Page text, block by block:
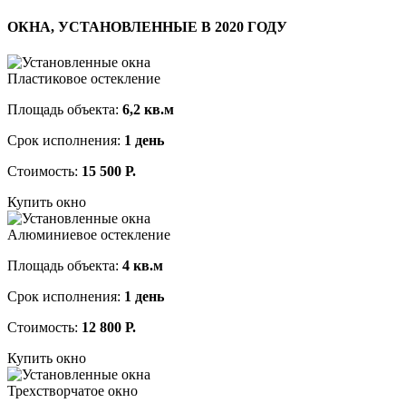
ОКНА, УСТАНОВЛЕННЫЕ В 2020 ГОДУ
Пластиковое остекление
Площадь объекта: 6,2 кв.м
Срок исполнения: 1 день
Стоимость: 15 500 Р.
Купить окно
Алюминиевое остекление
Площадь объекта: 4 кв.м
Срок исполнения: 1 день
Стоимость: 12 800 Р.
Купить окно
Трехстворчатое окно